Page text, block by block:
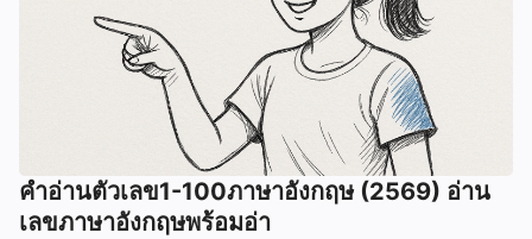
คำอ่านตัวเลข1-100ภาษาอังกฤษ (2569) อ่าน
เลขภาษาอังกฤษพร้อมอ่า